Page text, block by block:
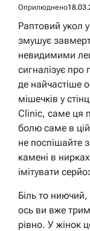
Оприлюднено
Раптовий укол
змушує
невидимими
сигналізує
де найчастіше
мішечків у
Clinic, саме ця
болю саме в
не поспішайте
камені в
імітувати
Біль то
ось ви вже
рівно. У жінок